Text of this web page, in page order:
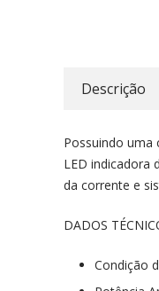
Descrição
Possuindo uma
LED indicadora
da corrente e
DADOS
Condição